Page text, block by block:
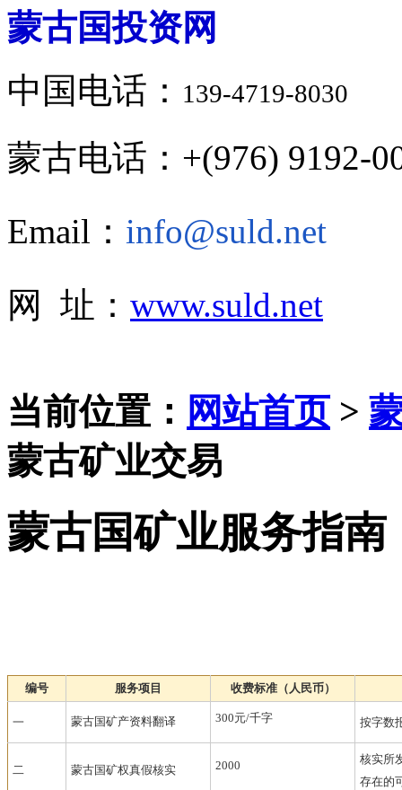
蒙古国投资网
中国电话： 139-4719-8030
蒙古电话：+(976) 9192-
Email： info@suld.net
网 址： www.suld.net
当前位置： 网站首页>
蒙古矿业交易
蒙古国矿业服务指南
编号 服务项目 收费标准（人民币）
一 蒙古国矿产资料翻译 300元/千字 按字数
二 蒙古国矿权真假核实 2000
核实所
存在的